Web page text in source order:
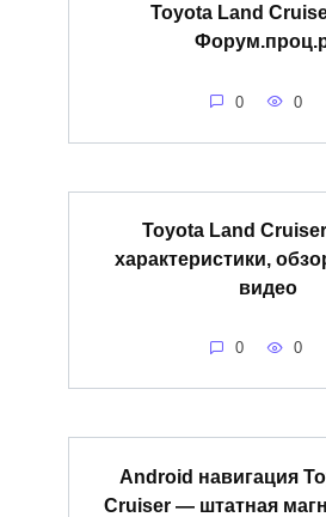
Toyota Land
0 0
Toyota Land
характеристики,
видео
0 0
Android навигация
Cruiser — штатная